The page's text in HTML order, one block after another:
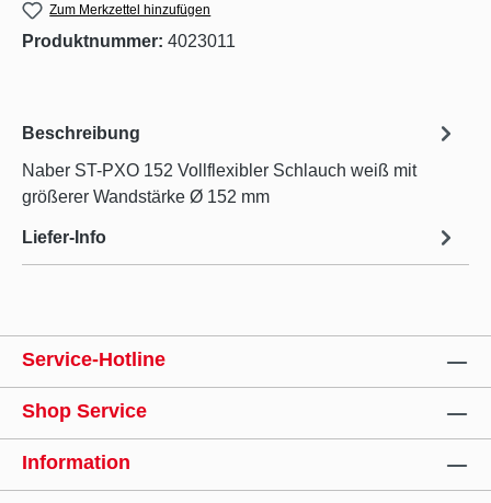
Zum Merkzettel hinzufügen
Produktnummer: 4023011
Beschreibung
Naber ST-PXO 152 Vollflexibler Schlauch weiß mit
größerer Wandstärke Ø 152 mm
Liefer-Info
Service-Hotline
Shop Service
Information